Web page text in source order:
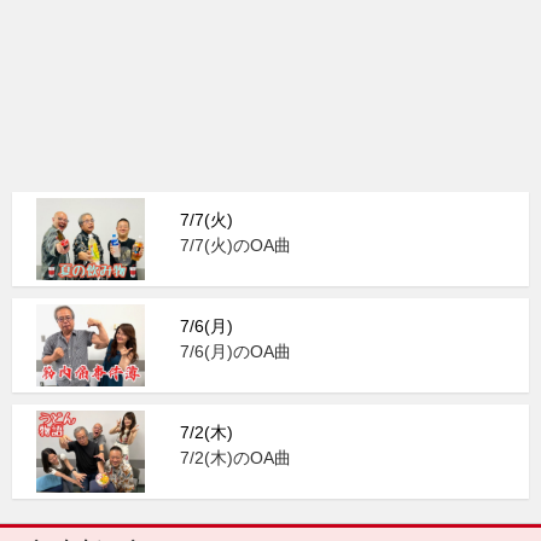
7/7(火)
7/7(火)のOA曲
7/6(月)
7/6(月)のOA曲
7/2(木)
7/2(木)のOA曲